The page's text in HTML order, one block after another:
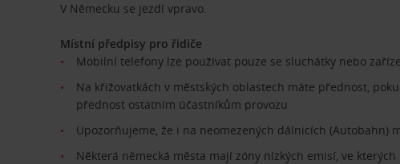
V Německu se jezdí vpravo.
Místní předpisy pro řidiče
Mobilní telefony lze používat pouze se sluchátky nebo
Na křižovatkách v městských oblastech máte přednost,
přednost ostatním účastníkům provozu
Upozorňujeme, že i na neomezených dálnicích
Některá německá města mají zóny nízkých emisí, ve